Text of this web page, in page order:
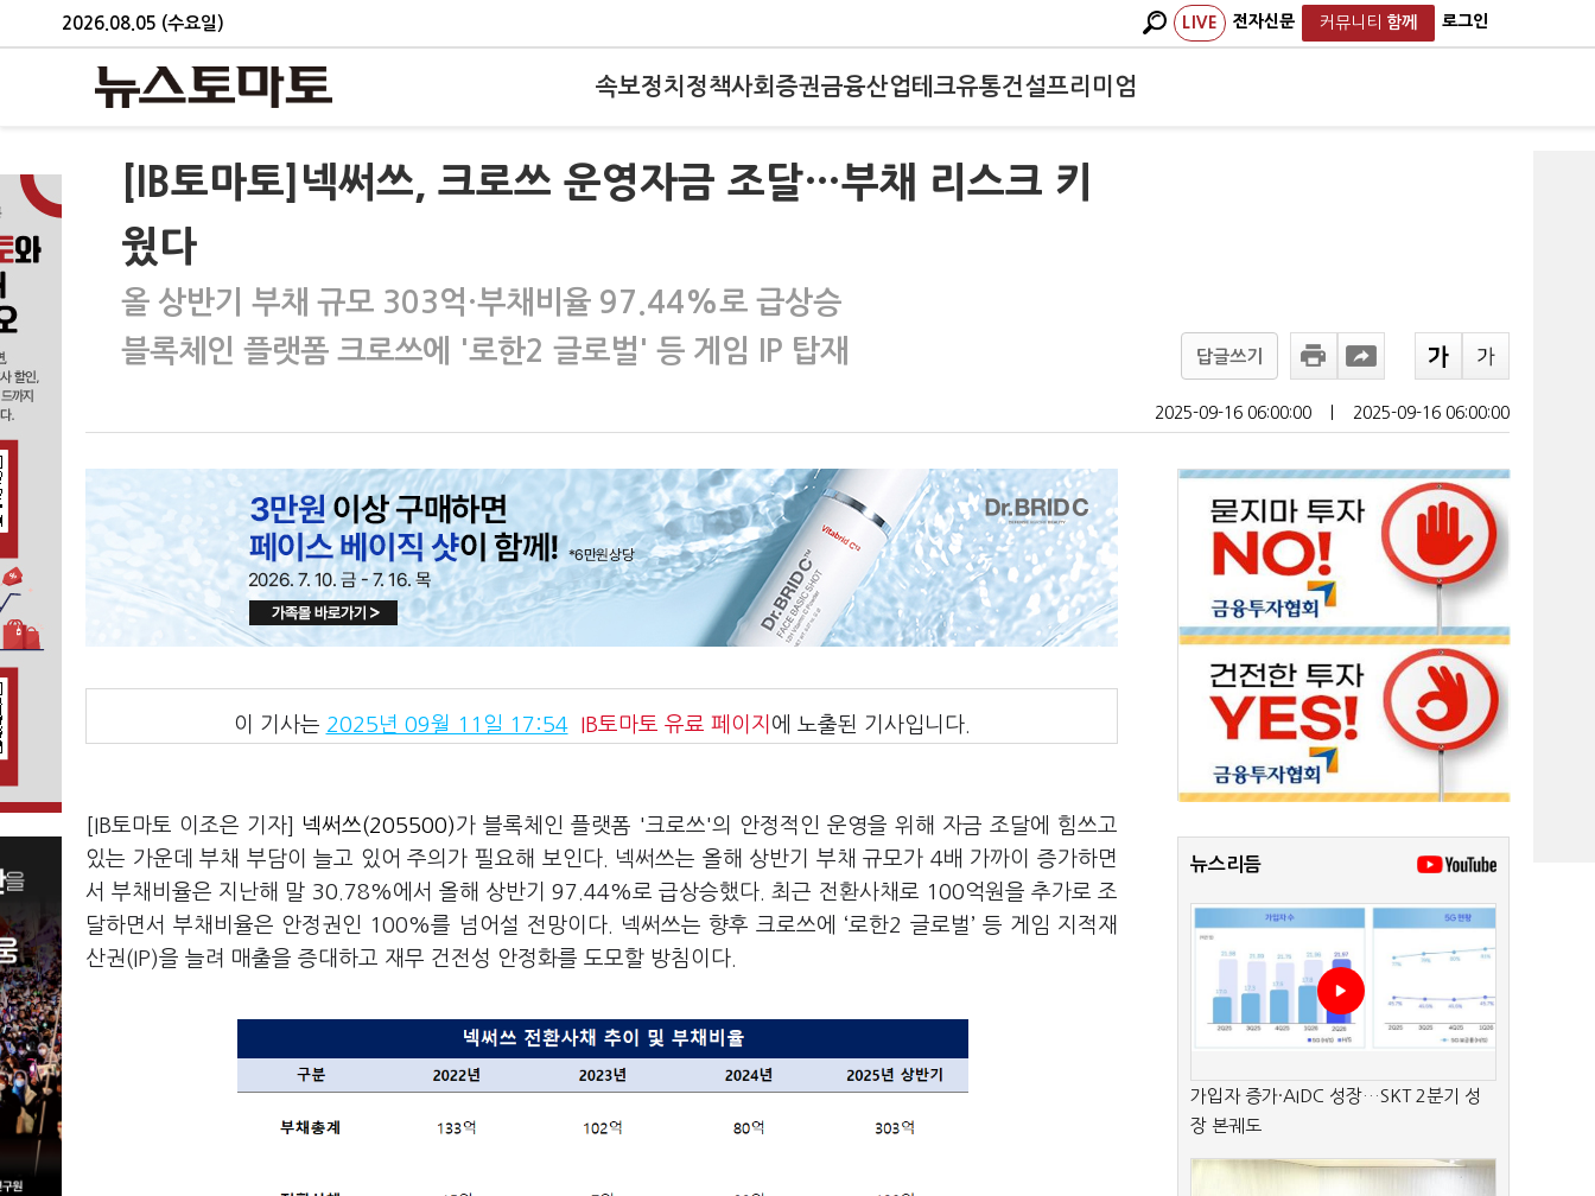
2026.08.05 (수요일) LIVE 전자신문 커뮤니티 함께 로그인
속보정치 정책사회 증권금융산업테크유통건설프리미엄
[IB토마토]넥써쓰, 크로쓰 운영자금 조달…부채 리스크 키
웠다
올 상반기 부채 규모 303억·부채비율 97.44%로 급상승
블록체인 플랫폼 크로쓰에 '로한2 글로벌' 등 게임 IP 탑재
답글쓰기
2025-09-16 06:00:00 2025-09-16 06:00:00
이 기사는 2025년 09월 11일 17:54 IB토마토 유료 페이지 에 노출된 기사입니다.
[IB토마토 이조은 기자] 넥써쓰(205500)가 블록체인 플랫폼 '크로쓰'의 안정적인 운영을 위해 자금 조달에 힘쓰고
있는 가운데 부채 부담이 늘고 있어 주의가 필요해 보인다. 넥써쓰는 올해 상반기 부채 규모가 4배 가까이 증가하면
서 부채비율은 지난해 말 30.78%에서 올해 상반기 97.44%로 급상승했다. 최근 전환사채로 100억원을 추가로 조
달하면서 부채비율은 안정권인 100%를 넘어설 전망이다. 넥써쓰는 향후 크로쓰에 ‘로한2 글로벌’ 등 게임 지적재
산권(IP)을 늘려 매출을 증대하고 재무 건전성 안정화를 도모할 방침이다.
뉴스리듬
가입자 증가·AIDC 성장…SKT 2분기 성
장 본궤도